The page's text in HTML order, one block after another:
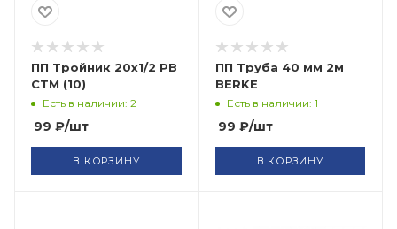
ПП Тройник 20х1/2 РВ
СТМ (10)
Есть в наличии: 2
99 ₽/шт
В КОРЗИНУ
ПП Труба 40 мм 2м
BERKE
Есть в наличии: 1
99 ₽/шт
В КОРЗИНУ